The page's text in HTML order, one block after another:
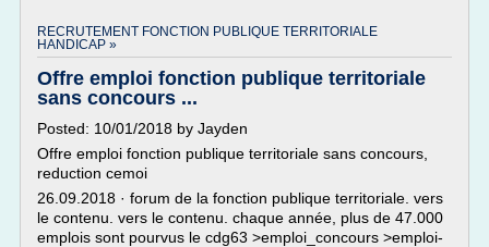
RECRUTEMENT FONCTION PUBLIQUE TERRITORIALE
HANDICAP »
Offre emploi fonction publique territoriale
sans concours ...
Posted: 10/01/2018 by Jayden
Offre emploi fonction publique territoriale sans concours,
reduction cemoi
26.09.2018 · forum de la fonction publique territoriale. vers
le contenu. vers le contenu. chaque année, plus de 47.000
emplois sont pourvus le cdg63 >emploi_concours >emploi-